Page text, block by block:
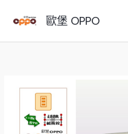
歐堡 OPPO